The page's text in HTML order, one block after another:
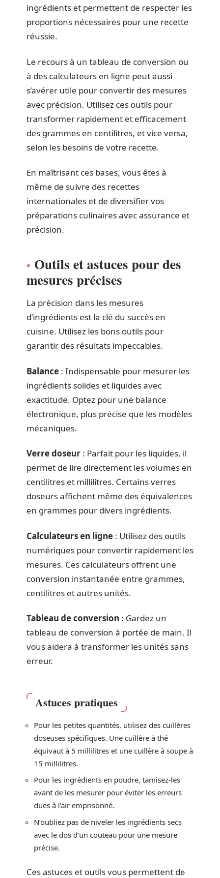
ingrédients et permettent de respecter les
proportions nécessaires pour une recette
réussie.
Le recours à un tableau de conversion ou
à des calculateurs en ligne peut aussi
s’avérer utile pour convertir des mesures
avec précision. Utilisez ces outils pour
transformer rapidement et efficacement
des grammes en centilitres, et vice versa,
selon les besoins de votre recette.
En maîtrisant ces bases, vous êtes à
même de suivre des recettes
internationales et de diversifier vos
préparations culinaires avec assurance et
précision.
Outils et astuces pour des
mesures précises
La précision dans les mesures
d’ingrédients est la clé du succès en
cuisine. Utilisez les bons outils pour
garantir des résultats impeccables.
Balance : Indispensable pour mesurer les
ingrédients solides et liquides avec
exactitude. Optez pour une balance
électronique, plus précise que les modèles
mécaniques.
Verre doseur : Parfait pour les liquides, il
permet de lire directement les volumes en
centilitres et millilitres. Certains verres
doseurs affichent même des équivalences
en grammes pour divers ingrédients.
Calculateurs en ligne : Utilisez des outils
numériques pour convertir rapidement les
mesures. Ces calculateurs offrent une
conversion instantanée entre grammes,
centilitres et autres unités.
Tableau de conversion : Gardez un
tableau de conversion à portée de main. Il
vous aidera à transformer les unités sans
erreur.
Astuces pratiques
Pour les petites quantités, utilisez des cuillères
doseuses spécifiques. Une cuillère à thé
équivaut à 5 millilitres et une cuillère à soupe à
15 millilitres.
Pour les ingrédients en poudre, tamisez-les
avant de les mesurer pour éviter les erreurs
dues à l’air emprisonné.
N’oubliez pas de niveler les ingrédients secs
avec le dos d’un couteau pour une mesure
précise.
Ces astuces et outils vous permettent de